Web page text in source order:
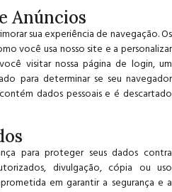
Anúncios
sua experiência de navegação. Os
você usa nosso site e a personalizar
visitar nossa página de login, um
para determinar se seu navegador
dados pessoais e é descartado
para proteger seus dados contra
divulgação, cópia ou uso
em garantir a segurança e a